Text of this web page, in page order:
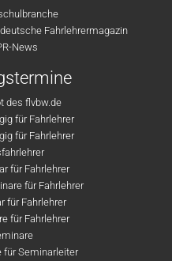
Fahrlehrermagazin
News
des flvbw.de
für Fahrlehrer
für Fahrlehrer
für Fahrlehrer
für Fahrlehrer
für Fahrlehrer
für Fahrlehrer
für Seminarleiter